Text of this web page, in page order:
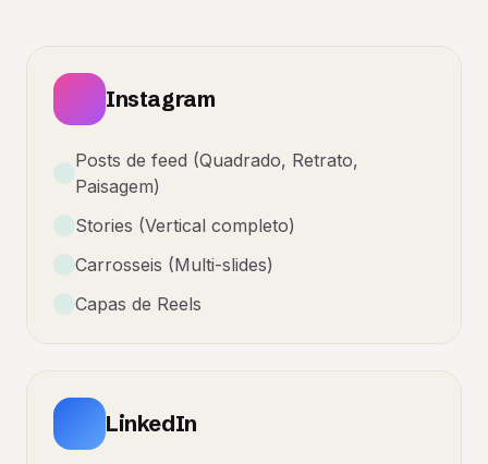
Instagram
Posts de feed (Quadrado, Retrato,
Paisagem)
Stories (Vertical completo)
Carrosseis (Multi-slides)
Capas de Reels
LinkedIn